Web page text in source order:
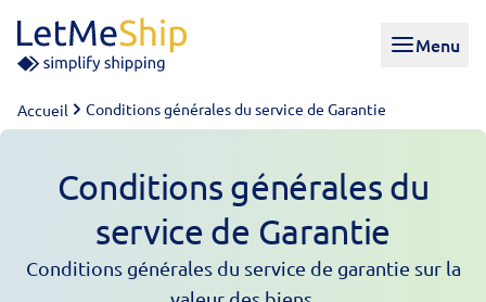
Menu
Accueil Conditions générales du service de Garantie
Conditions générales du
service de Garantie
Conditions générales du service de garantie sur la